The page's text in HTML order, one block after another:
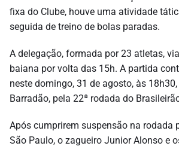
fixa do Clube, houve uma atividade
seguida de treino de bolas paradas.
A delegação, formada por 23 atletas,
baiana por volta das 15h. A partida
neste domingo, 31 de agosto, às
Barradão, pela 22ª rodada do
Após cumprirem suspensão na rodada
São Paulo, o zagueiro Junior Alonso e